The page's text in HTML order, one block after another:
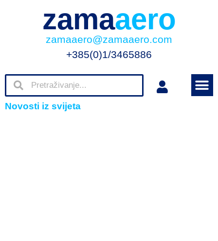
zamaaero
zamaaero@zamaaero.com
+385(0)1/3465886
Novosti iz svijeta